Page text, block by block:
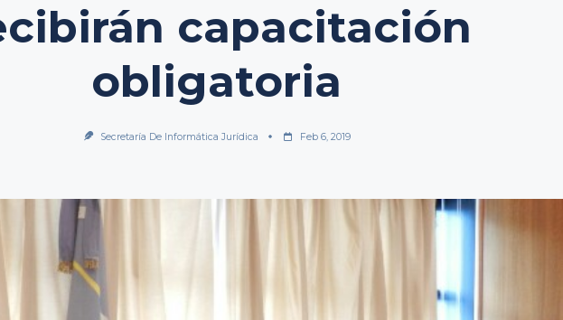
capacitación
obligatoria
Secretaría De Informática Jurídica Feb 6, 2019